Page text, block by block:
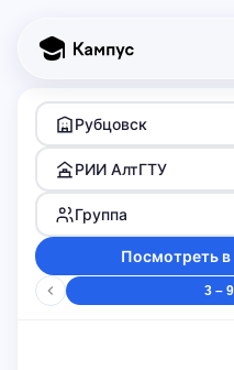
Рубцовск
РИИ АлтГТУ
Группа
Посмотреть
3 –